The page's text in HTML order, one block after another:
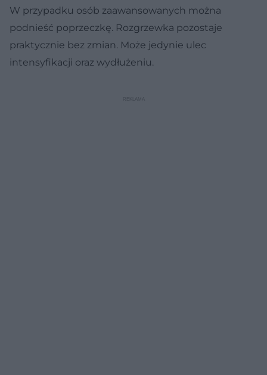
W przypadku osób zaawansowanych można
podnieść poprzeczkę. Rozgrzewka pozostaje
praktycznie bez zmian. Może jedynie ulec
intensyfikacji oraz wydłużeniu.